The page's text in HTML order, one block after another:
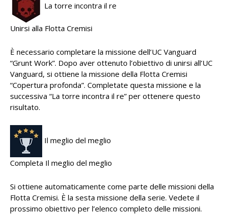
La torre incontra il re
Unirsi alla Flotta Cremisi
È necessario completare la missione dell’UC Vanguard
“Grunt Work”. Dopo aver ottenuto l’obiettivo di unirsi all’UC
Vanguard, si ottiene la missione della Flotta Cremisi
“Copertura profonda”. Completate questa missione e la
successiva “La torre incontra il re” per ottenere questo
risultato.
Il meglio del meglio
Completa Il meglio del meglio
Si ottiene automaticamente come parte delle missioni della
Flotta Cremisi. È la sesta missione della serie. Vedete il
prossimo obiettivo per l’elenco completo delle missioni.